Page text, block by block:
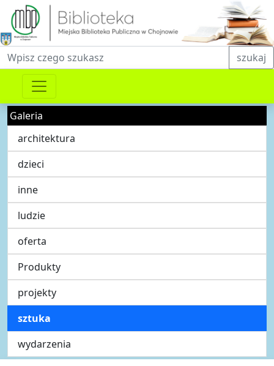
Fraza do wyszukiwania szukaj
Galeria
architektura
dzieci
inne
ludzie
oferta
Produkty
projekty
sztuka
wydarzenia